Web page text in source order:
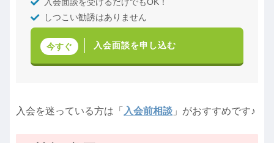
しつこい勧誘はありません
今すぐ 入会面談を申し込む
入会を迷っている方は「 入会前相談 」がおすすめです♪